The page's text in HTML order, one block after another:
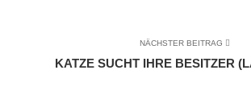
NÄCHSTER BEITRAG
KATZE SUCHT IHRE BESITZER